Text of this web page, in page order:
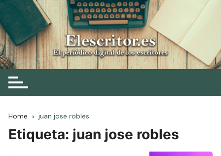
Skip
to
content
Elescritor.es
El periódico digital de los escritores
Home juan jose robles
Etiqueta: juan jose robles